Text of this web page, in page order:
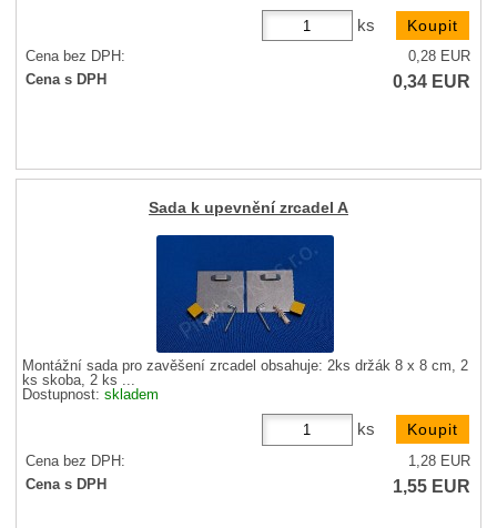
ks
Cena bez DPH: 0,28 EUR
Cena s DPH
0,34 EUR
Sada k upevnění zrcadel A
Montážní sada pro zavěšení zrcadel obsahuje: 2ks držák 8 x 8 cm, 2
ks skoba, 2 ks ...
Dostupnost:skladem
ks
Cena bez DPH: 1,28 EUR
Cena s DPH
1,55 EUR